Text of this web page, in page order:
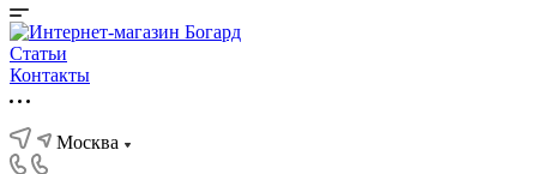
Статьи
Контакты
Москва